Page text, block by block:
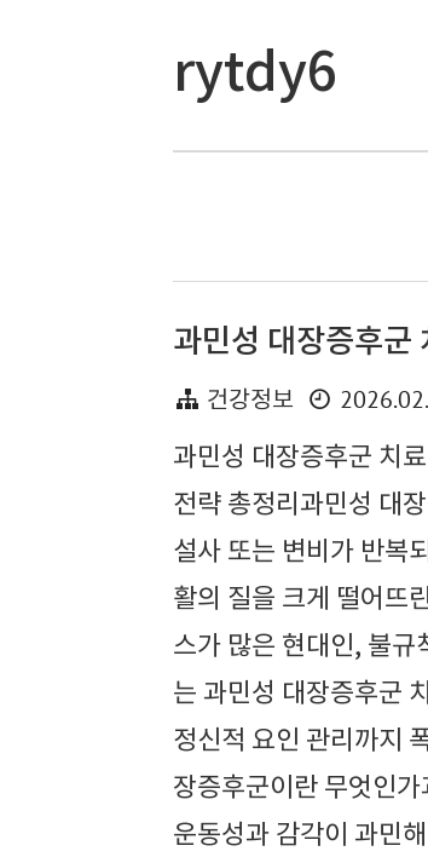
rytdy6
과민성 대장증후군
건강정보
과민성 대장증후군 치
전략 총정리과민성 대
설사 또는 변비가 반복
활의 질을 크게 떨어뜨
스가 많은 현대인, 불규
는 과민성 대장증후군
정신적 요인 관리까지
장증후군이란 무엇인
운동성과 감각이 과민